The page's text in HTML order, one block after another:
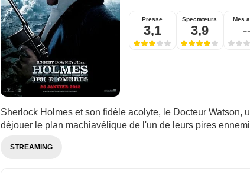
Presse
3,1
Spectateurs
3,9
Mes
Sherlock Holmes et son fidèle acolyte, le Docteur Watson,
déjouer le plan machiavélique de l'un de leurs pires
STREAMING